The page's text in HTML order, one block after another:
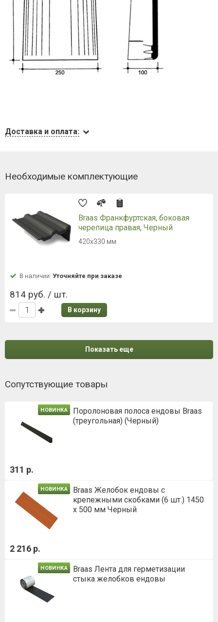
Доставка и оплата:
Необходимые комплектующие
Braas Франкфуртская, боковая
черепица правая, Черный
420х330 мм
В наличии: Уточняйте при заказе
814 руб. / шт.
В корзину
Показать еще
Сопутствующие товары
НОВИНКА
Поролоновая полоса ендовы Braas
(треугольная) (Черный)
311 р.
НОВИНКА
Braas Желобок ендовы с
крепежными скобками (6 шт.) 1450
х 500 мм Черный
2 216 р.
НОВИНКА
Braas Лента для герметизации
стыка желобков ендовы